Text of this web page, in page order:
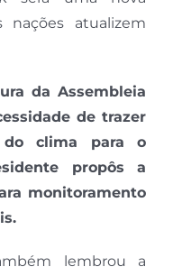
atualizem
da Assembleia
de trazer
clima para o
propôs a
monitoramento
lembrou a